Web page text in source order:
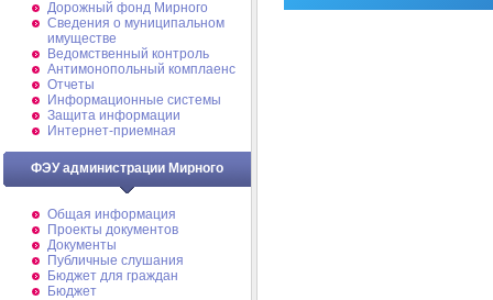
Дорожный фонд Мирного
Cведения о муниципальном
имуществе
Ведомственный контроль
Антимонопольный комплаенс
Отчеты
Информационные системы
Защита информации
Интернет-приемная
ФЭУ администрации Мирного
Общая информация
Проекты документов
Документы
Публичные слушания
Бюджет для граждан
Бюджет